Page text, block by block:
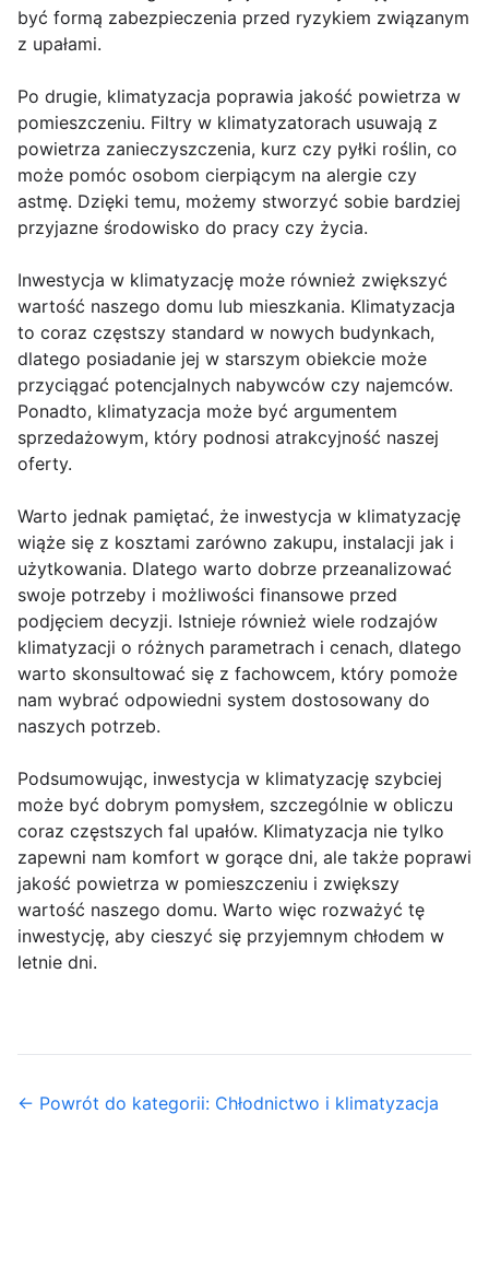
być formą zabezpieczenia przed ryzykiem związanym
z upałami.
Po drugie, klimatyzacja poprawia jakość powietrza w
pomieszczeniu. Filtry w klimatyzatorach usuwają z
powietrza zanieczyszczenia, kurz czy pyłki roślin, co
może pomóc osobom cierpiącym na alergie czy
astmę. Dzięki temu, możemy stworzyć sobie bardziej
przyjazne środowisko do pracy czy życia.
Inwestycja w klimatyzację może również zwiększyć
wartość naszego domu lub mieszkania. Klimatyzacja
to coraz częstszy standard w nowych budynkach,
dlatego posiadanie jej w starszym obiekcie może
przyciągać potencjalnych nabywców czy najemców.
Ponadto, klimatyzacja może być argumentem
sprzedażowym, który podnosi atrakcyjność naszej
oferty.
Warto jednak pamiętać, że inwestycja w klimatyzację
wiąże się z kosztami zarówno zakupu, instalacji jak i
użytkowania. Dlatego warto dobrze przeanalizować
swoje potrzeby i możliwości finansowe przed
podjęciem decyzji. Istnieje również wiele rodzajów
klimatyzacji o różnych parametrach i cenach, dlatego
warto skonsultować się z fachowcem, który pomoże
nam wybrać odpowiedni system dostosowany do
naszych potrzeb.
Podsumowując, inwestycja w klimatyzację szybciej
może być dobrym pomysłem, szczególnie w obliczu
coraz częstszych fal upałów. Klimatyzacja nie tylko
zapewni nam komfort w gorące dni, ale także poprawi
jakość powietrza w pomieszczeniu i zwiększy
wartość naszego domu. Warto więc rozważyć tę
inwestycję, aby cieszyć się przyjemnym chłodem w
letnie dni.
← Powrót do kategorii: Chłodnictwo i klimatyzacja